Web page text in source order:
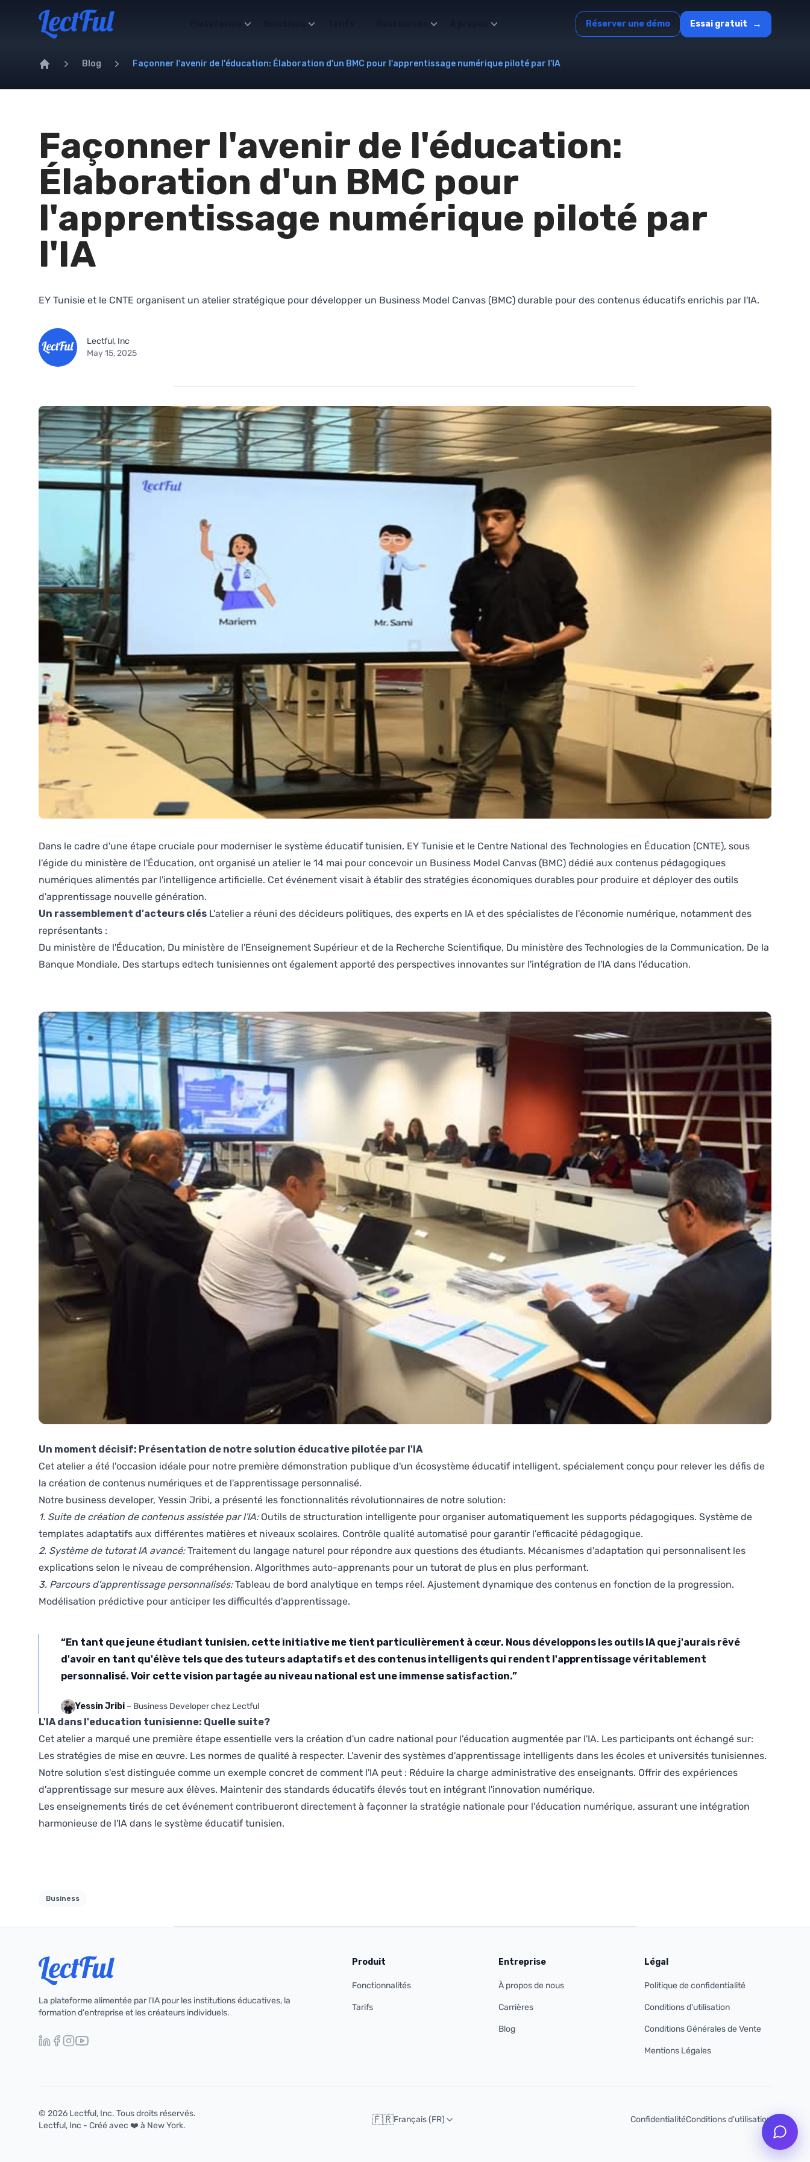
Your Company
Réserver une démo Essai gratuit →
Blog Façonner l'avenir de l'éducation: Élaboration d'un BMC pour l'apprentissage numérique piloté par l'IA
Façonner l'avenir de l'éducation:
Élaboration d'un BMC pour
l'apprentissage numérique piloté par
l'IA
EY Tunisie et le CNTE organisent un atelier stratégique pour développer un Business Model Canvas (BMC) durable pour des contenus éducatifs enrichis par l'IA.
Lectful, Inc
May 15, 2025
Dans le cadre d'une étape cruciale pour moderniser le système éducatif tunisien, EY Tunisie et le Centre National des Technologies en Éducation (CNTE), sous
l'égide du ministère de l'Éducation, ont organisé un atelier le 14 mai pour concevoir un Business Model Canvas (BMC) dédié aux contenus pédagogiques
numériques alimentés par l'intelligence artificielle. Cet événement visait à établir des stratégies économiques durables pour produire et déployer des outils
d'apprentissage nouvelle génération.
Un rassemblement d'acteurs clés L'atelier a réuni des décideurs politiques, des experts en IA et des spécialistes de l'économie numérique, notamment des
représentants :
Du ministère de l'Éducation, Du ministère de l'Enseignement Supérieur et de la Recherche Scientifique, Du ministère des Technologies de la Communication, De la
Banque Mondiale, Des startups edtech tunisiennes ont également apporté des perspectives innovantes sur l'intégration de l'IA dans l'éducation.
Un moment décisif: Présentation de notre solution éducative pilotée par l'IA
Cet atelier a été l'occasion idéale pour notre première démonstration publique d'un écosystème éducatif intelligent, spécialement conçu pour relever les défis de
la création de contenus numériques et de l'apprentissage personnalisé.
Notre business developer, Yessin Jribi, a présenté les fonctionnalités révolutionnaires de notre solution:
1. Suite de création de contenus assistée par l'IA:Outils de structuration intelligente pour organiser automatiquement les supports pédagogiques. Système de
templates adaptatifs aux différentes matières et niveaux scolaires. Contrôle qualité automatisé pour garantir l'efficacité pédagogique.
2. Système de tutorat IA avancé:Traitement du langage naturel pour répondre aux questions des étudiants. Mécanismes d'adaptation qui personnalisent les
explications selon le niveau de compréhension. Algorithmes auto-apprenants pour un tutorat de plus en plus performant.
3. Parcours d'apprentissage personnalisés:Tableau de bord analytique en temps réel. Ajustement dynamique des contenus en fonction de la progression.
Modélisation prédictive pour anticiper les difficultés d'apprentissage.
“En tant que jeune étudiant tunisien, cette initiative me tient particulièrement à cœur. Nous développons les outils IA que j'aurais rêvé
d'avoir en tant qu'élève tels que des tuteurs adaptatifs et des contenus intelligents qui rendent l'apprentissage véritablement
personnalisé. Voir cette vision partagée au niveau national est une immense satisfaction.”
Yessin Jribi – Business Developer chez Lectful
L'IA dans l'education tunisienne: Quelle suite?
Cet atelier a marqué une première étape essentielle vers la création d'un cadre national pour l'éducation augmentée par l'IA. Les participants ont échangé sur:
Les stratégies de mise en œuvre. Les normes de qualité à respecter. L'avenir des systèmes d'apprentissage intelligents dans les écoles et universités tunisiennes.
Notre solution s'est distinguée comme un exemple concret de comment l'IA peut : Réduire la charge administrative des enseignants. Offrir des expériences
d'apprentissage sur mesure aux élèves. Maintenir des standards éducatifs élevés tout en intégrant l'innovation numérique.
Les enseignements tirés de cet événement contribueront directement à façonner la stratégie nationale pour l'éducation numérique, assurant une intégration
harmonieuse de l'IA dans le système éducatif tunisien.
Business
La plateforme alimentée par l'IA pour les institutions éducatives, la
formation d'entreprise et les créateurs individuels.
Produit
Fonctionnalités
Tarifs
Entreprise
À propos de nous
Carrières
Blog
Légal
Politique de confidentialité
Conditions d'utilisation
Conditions Générales de Vente
Mentions Légales
© 2026 Lectful, Inc. Tous droits réservés.
Lectful, Inc - Créé avec ❤️ à New York.
🇫🇷Français (FR) ConfidentialitéConditions d'utilisation